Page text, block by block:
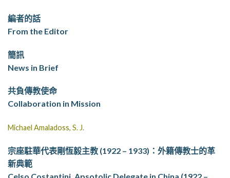
編者的話
From the Editor
簡訊
News in Brief
共負傳教使命
Collaboration in Mission
Michael Amaladoss, S. J.
宗座駐華代表剛恆毅主教 (1922 – 1933)：外籍傳教士的革
新典範